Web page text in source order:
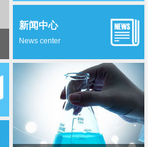
新闻中心
News center